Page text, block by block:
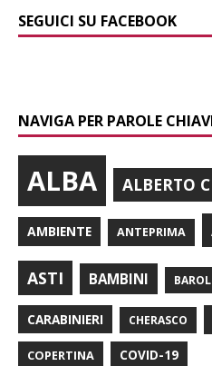
SEGUICI SU FACEBOOK
NAVIGA PER PAROLE
ALBA ALBERTO
AMBIENTE ANTEPRIMA
ASTI BAMBINI
CARABINIERI CHERASCO
COPERTINA COVID-19